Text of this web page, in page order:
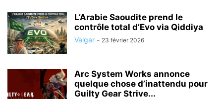
L’Arabie Saoudite prend le
contrôle total d’Evo via Qiddiya
Valgar - 23 février 2026
Arc System Works annonce
quelque chose d’inattendu pour
Guilty Gear Strive...